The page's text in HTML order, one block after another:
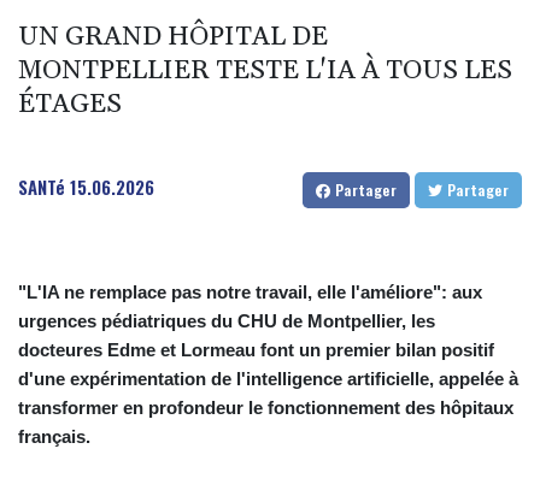
Les éclipses, une opportunité lumineuse pour les scientifiques
Japon: 81 ans après Hiroshima, le tabou de la dissuasion
nucléaire vacille
Aux Etats-Unis, la colère monte contre un vaste réseau de
UN GRAND HÔPITAL DE
MONTPELLIER TESTE L'IA À TOUS LES
ÉTAGES
SANTé 15.06.2026 Partager Partager
"L'IA ne remplace pas notre travail, elle l'améliore": aux
urgences pédiatriques du CHU de Montpellier, les
docteures Edme et Lormeau font un premier bilan positif
d'une expérimentation de l'intelligence artificielle, appelée à
transformer en profondeur le fonctionnement des hôpitaux
français.